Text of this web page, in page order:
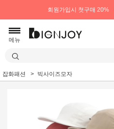
회원가입시 첫구매 20%
메뉴
잡화패션 빅사이즈모자